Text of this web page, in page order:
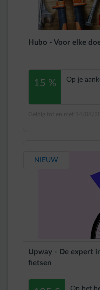
Hubo - Voor elke
15 % Op je
NIEUW
Upway - De expert
fietsen